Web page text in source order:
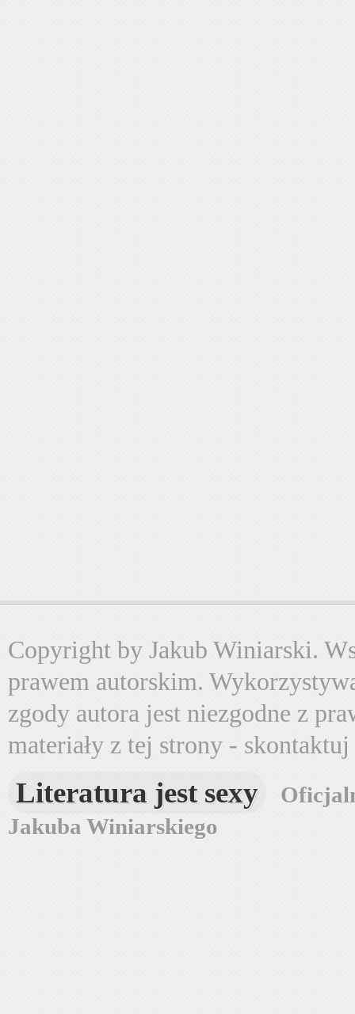
Copyright by Jakub Winiarski.
prawem autorskim.
zgody autora jest niezgodne z
materiały z tej strony -
Literatura jest sexy
Jakuba Winiarskiego